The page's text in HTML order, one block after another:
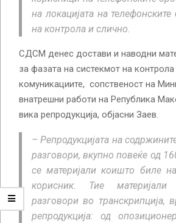
на локацијата на
на контрола и слично.
СДСМ денес достави и наводни
за фазата на систекмот на контрола
комуникациите, сопственост на
внатрешни работи на Република
вика репродукција, објасни Заев.
– Репродукцијата на
разговори, вкупно повеќе од
се материјали коишто биле
корисник. Тие
разговори во транскрипција,
репродукција: од